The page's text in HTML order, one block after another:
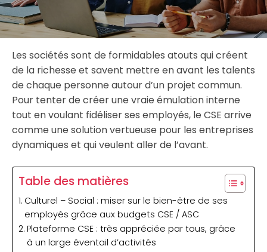
Les sociétés sont de formidables atouts qui créent
de la richesse et savent mettre en avant les talents
de chaque personne autour d’un projet commun.
Pour tenter de créer une vraie émulation interne
tout en voulant fidéliser ses employés, le CSE arrive
comme une solution vertueuse pour les entreprises
dynamiques et qui veulent aller de l’avant.
Table des matières
Culturel – Social : miser sur le bien-être de ses
employés grâce aux budgets CSE / ASC
Plateforme CSE : très appréciée par tous, grâce
à un large éventail d’activités